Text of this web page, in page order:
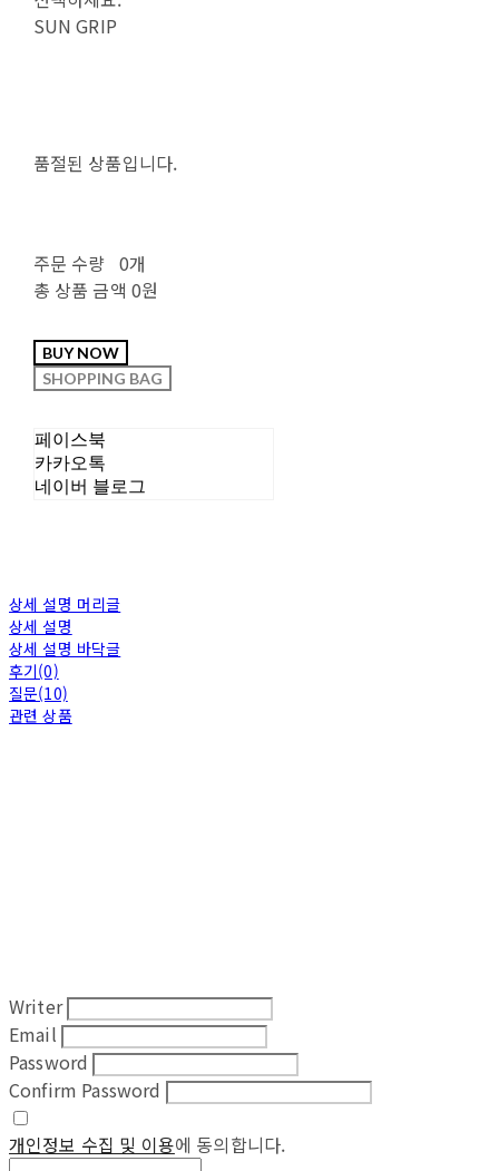
SUN GRIP
품절된 상품입니다.
주문 수량 0개
총 상품 금액 0원
페이스북
카카오톡
네이버 블로그
상세 설명 머리글
상세 설명
상세 설명 바닥글
후기(0)
질문(10)
관련 상품
Writer
Email
Password
Confirm Password
개인정보 수집 및 이용에 동의합니다.